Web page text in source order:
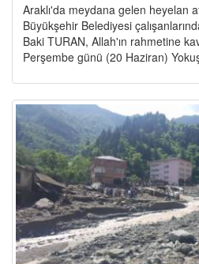
Araklı'da meydana gelen heyelan
Büyükşehir Belediyesi
Baki TURAN, Allah'ın rahmetine
Perşembe günü (20 Haziran)